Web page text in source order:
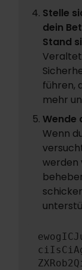
Stelle
dein
Stand
führen,
mehr
Wende
Wenn
werden